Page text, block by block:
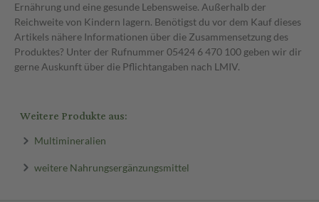
Ernährung und eine gesunde Lebensweise. Außerhalb der
Reichweite von Kindern lagern. Benötigst du vor dem Kauf dieses
Artikels nähere Informationen über die Zusammensetzung des
Produktes? Unter der Rufnummer 05424 6 470 100 geben wir dir
gerne Auskunft über die Pflichtangaben nach LMIV.
Weitere Produkte aus:
Multimineralien
weitere Nahrungsergänzungsmittel